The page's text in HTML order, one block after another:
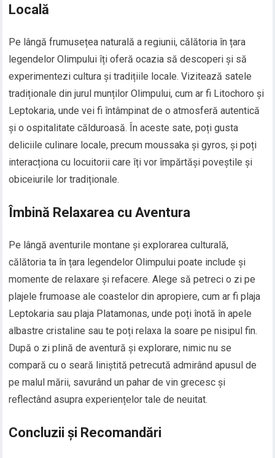
Locală
Pe lângă frumusețea naturală a regiunii, călătoria în țara
legendelor Olimpului îți oferă ocazia să descoperi și să
experimentezi cultura și tradițiile locale. Vizitează satele
tradiționale din jurul munților Olimpului, cum ar fi Litochoro și
Leptokaria, unde vei fi întâmpinat de o atmosferă autentică
și o ospitalitate călduroasă. În aceste sate, poți gusta
deliciile culinare locale, precum moussaka și gyros, și poți
interacționa cu locuitorii care îți vor împărtăși poveștile și
obiceiurile lor tradiționale.
Îmbină Relaxarea cu Aventura
Pe lângă aventurile montane și explorarea culturală,
călătoria ta în țara legendelor Olimpului poate include și
momente de relaxare și refacere. Alege să petreci o zi pe
plajele frumoase ale coastelor din apropiere, cum ar fi plaja
Leptokaria sau plaja Platamonas, unde poți înotă în apele
albastre cristaline sau te poți relaxa la soare pe nisipul fin.
După o zi plină de aventură și explorare, nimic nu se
compară cu o seară liniștită petrecută admirând apusul de
pe malul mării, savurând un pahar de vin grecesc și
reflectând asupra experiențelor tale de neuitat.
Concluzii și Recomandări